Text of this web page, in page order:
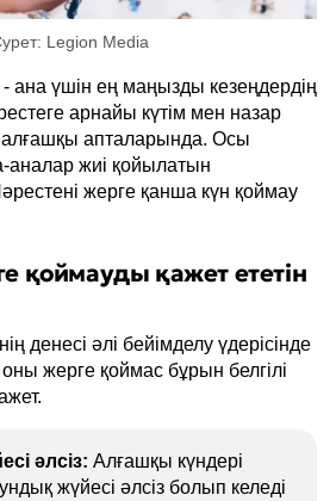
Legion Media
ана үшін ең маңызды кезеңдердің
арнайы күтім мен назар
алғашқы апталарында. Осы
аналар жиі қойылатын
жерге қанша күн қоймау
қоймауды қажет ететін
денесі әлі бейімделу үдерісінде
жерге қоймас бұрын белгілі
әлсіз: Алғашқы күндері
жүйесі әлсіз болып келеді